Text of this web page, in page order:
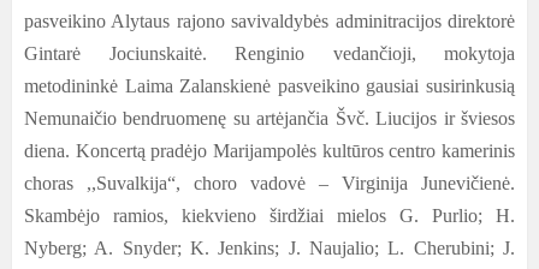
pasveikino Alytaus rajono savivaldybės adminitracijos direktorė
Gintarė Jociunskaitė. Renginio vedančioji, mokytoja
metodininkė Laima Zalanskienė pasveikino gausiai susirinkusią
Nemunaičio bendruomenę su artėjančia Švč. Liucijos ir šviesos
diena. Koncertą pradėjo Marijampolės kultūros centro kamerinis
choras ,,Suvalkija“, choro vadovė – Virginija Junevičienė.
Skambėjo ramios, kiekvieno širdžiai mielos G. Purlio; H.
Nyberg; A. Snyder; K. Jenkins; J. Naujalio; L. Cherubini; J.